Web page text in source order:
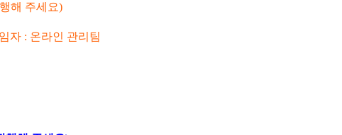
해 주세요)
자 : 온라인 관리팀